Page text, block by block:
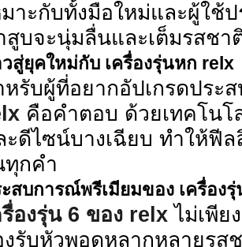
มาะกับทั้งมือใหม่และผู้ใช้
สูบจะนุ่มลื่นและเต็มรสชา
สู่ยุคใหม่กับ เครื่องรุ่นหก relx
หรับผู้ที่อยากอัปเกรดปร
คือคำตอบ ด้วยเทคโนโ
ะดีไซน์บางเฉียบ ทำให้ฟี
ทุกคำ
สบการณ์พรีเมียมของ เครื่อง
รื่องรุ่น 6 ของ relx ไม่เพีย
งรับหัวพอดหลากหลายรส